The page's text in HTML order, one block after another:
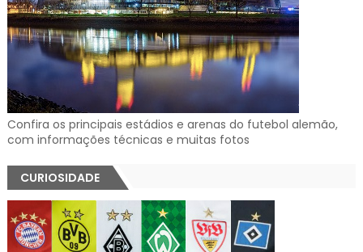
Confira os principais estádios e arenas do futebol alemão,
com informações técnicas e muitas fotos
CURIOSIDADE